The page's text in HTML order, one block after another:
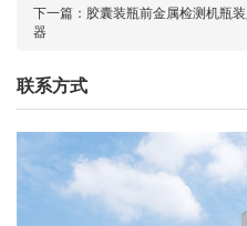
下一篇： 胶囊装瓶前金属检测机瓶
器
联系方式